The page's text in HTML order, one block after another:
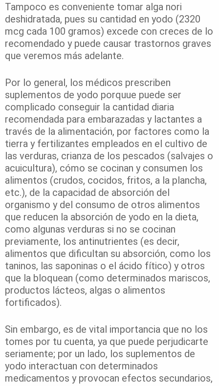
Tampoco es conveniente tomar alga nori
deshidratada, pues su cantidad en yodo (2320
mcg cada 100 gramos) excede con creces de lo
recomendado y puede causar trastornos graves
que veremos más adelante.
Por lo general, los médicos prescriben
suplementos de yodo porquue puede ser
complicado conseguir la cantidad diaria
recomendada para embarazadas y lactantes a
través de la alimentación, por factores como la
tierra y fertilizantes empleados en el cultivo de
las verduras, crianza de los pescados (salvajes o
acuicultura), cómo se cocinan y consumen los
alimentos (crudos, cocidos, fritos, a la plancha,
etc.), de la capacidad de absorción del
organismo y del consumo de otros alimentos
que reducen la absorción de yodo en la dieta,
como algunas verduras si no se cocinan
previamente, los antinutrientes (es decir,
alimentos que dificultan su absorción, como los
taninos, las saponinas o el ácido fítico) y otros
que la bloquean (como determinados mariscos,
productos lácteos, algas o alimentos
fortificados).
Sin embargo, es de vital importancia que no los
tomes por tu cuenta, ya que puede perjudicarte
seriamente; por un lado, los suplementos de
yodo interactuan con determinados
medicamentos y provocan efectos secundarios,